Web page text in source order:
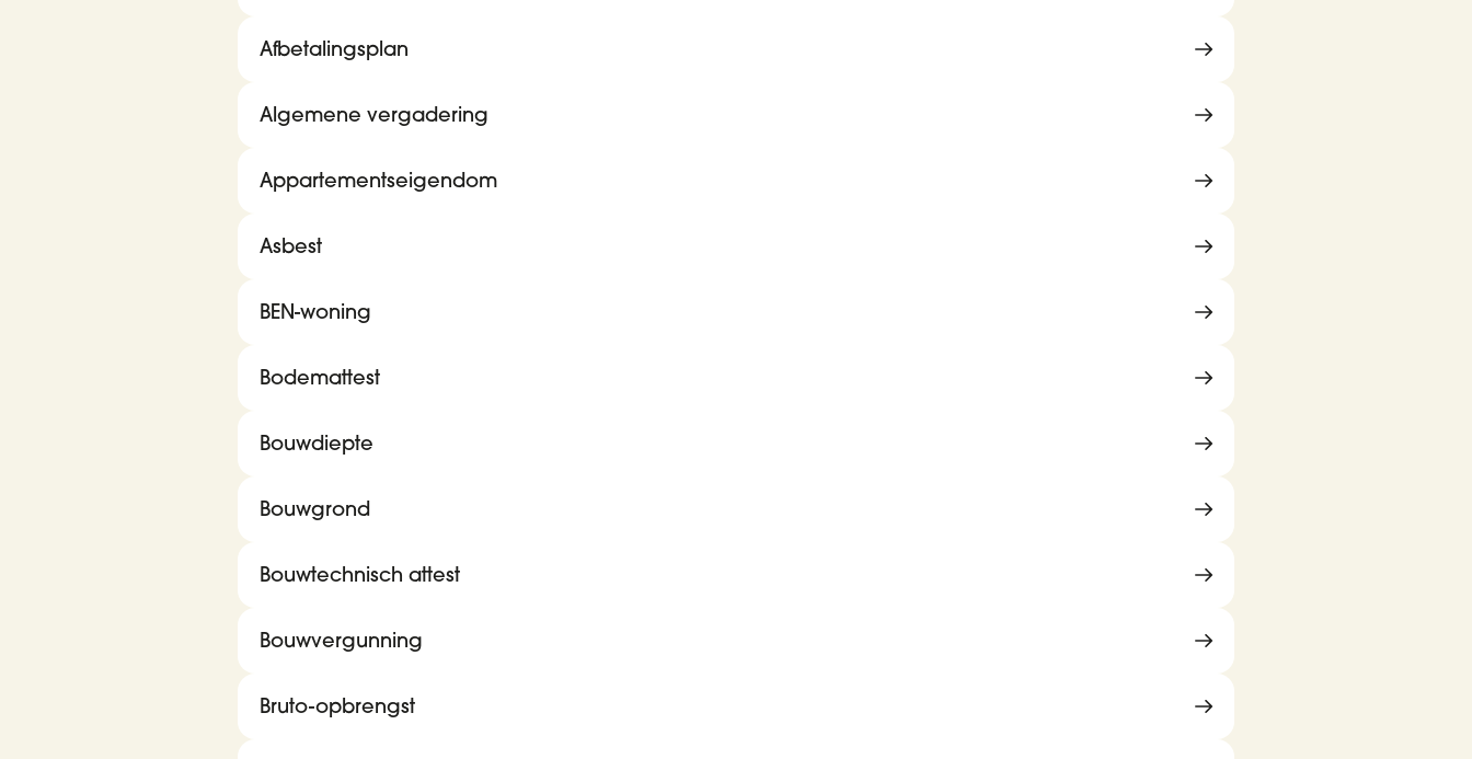
Afbetalingsplan
Algemene vergadering
Appartementseigendom
Asbest
BEN-woning
Bodemattest
Bouwdiepte
Bouwgrond
Bouwtechnisch attest
Bouwvergunning
Bruto-opbrengst